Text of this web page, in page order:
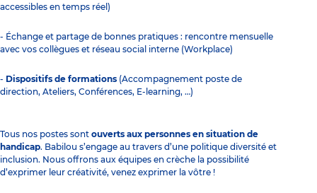
accessibles en temps réel)
- Échange et partage de bonnes pratiques : rencontre mensuelle
avec vos collègues et réseau social interne (Workplace)
- Dispositifs de formations (Accompagnement poste de
direction, Ateliers, Conférences, E-learning, …)
Tous nos postes sont ouverts aux personnes en situation de
handicap. Babilou s’engage au travers d’une politique diversité et
inclusion. Nous offrons aux équipes en crèche la possibilité
d’exprimer leur créativité, venez exprimer la vôtre !